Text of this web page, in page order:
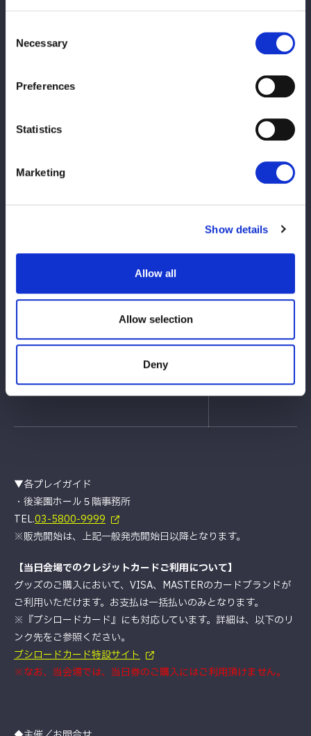
Selection
Necessary
Preferences
Statistics
Marketing
Show details
Allow all
Allow selection
Deny
Tipo de boleto
Fecha y hora de
lanzamiento
23 de mayo
12:00
27 de mayo
12:00
Venta general
12:00
Boleto del mismo día a la venta
en el lugar
▼各プレイガイド
・後楽園ホール５階事務所
TEL.03-5800-9999
※販売開始は、上記一般発売開始日以降となります。
【当日会場でのクレジットカードご利用について】
グッズのご購入において、VISA、MASTERのカードブランドが
ご利用いただけます。お支払は一括払いのみとなります。
※『ブシロードカード』にも対応しています。詳細は、以下のリ
ンク先をご参照ください。
ブシロードカード特設サイト
※なお、当会場では、当日券のご購入にはご利用頂けません。